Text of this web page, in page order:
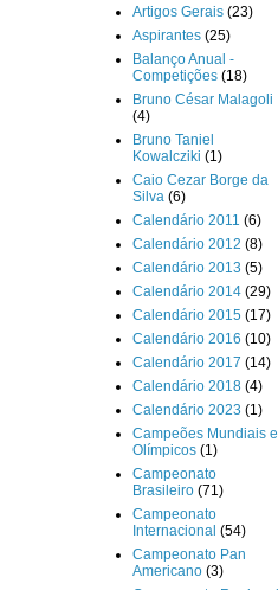
Artigos Gerais (23)
Aspirantes (25)
Balanço Anual -
Competições (18)
Bruno César Malagoli
(4)
Bruno Taniel
Kowalcziki (1)
Caio Cezar Borge da
Silva (6)
Calendário 2011 (6)
Calendário 2012 (8)
Calendário 2013 (5)
Calendário 2014 (29)
Calendário 2015 (17)
Calendário 2016 (10)
Calendário 2017 (14)
Calendário 2018 (4)
Calendário 2023 (1)
Campeões Mundiais e
Olímpicos (1)
Campeonato
Brasileiro (71)
Campeonato
Internacional (54)
Campeonato Pan
Americano (3)